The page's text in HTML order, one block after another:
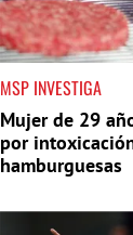
MSP INVESTIGA
Mujer de 29
por
hamburguesas